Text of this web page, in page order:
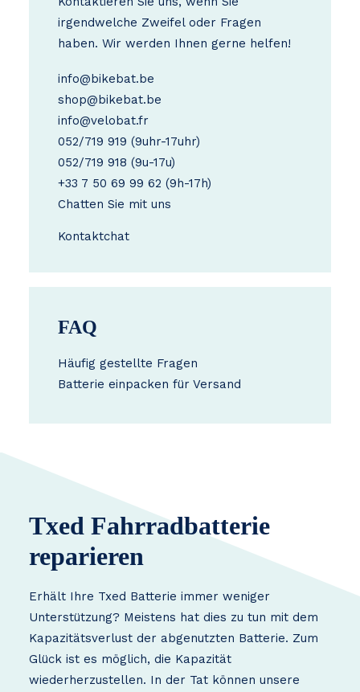
irgendwelche Zweifel oder Fragen
haben. Wir werden Ihnen gerne helfen!
info@bikebat.be
shop@bikebat.be
info@velobat.fr
052/719 919 (9uhr-17uhr)
052/719 918 (9u-17u)
+33 7 50 69 99 62 (9h-17h)
Chatten Sie mit uns
Kontaktchat
FAQ
Häufig gestellte Fragen
Batterie einpacken für Versand
Txed Fahrradbatterie
reparieren
Erhält Ihre Txed Batterie immer weniger
Unterstützung? Meistens hat dies zu tun mit dem
Kapazitätsverlust der abgenutzten Batterie. Zum
Glück ist es möglich, die Kapazität
wiederherzustellen. In der Tat können unsere